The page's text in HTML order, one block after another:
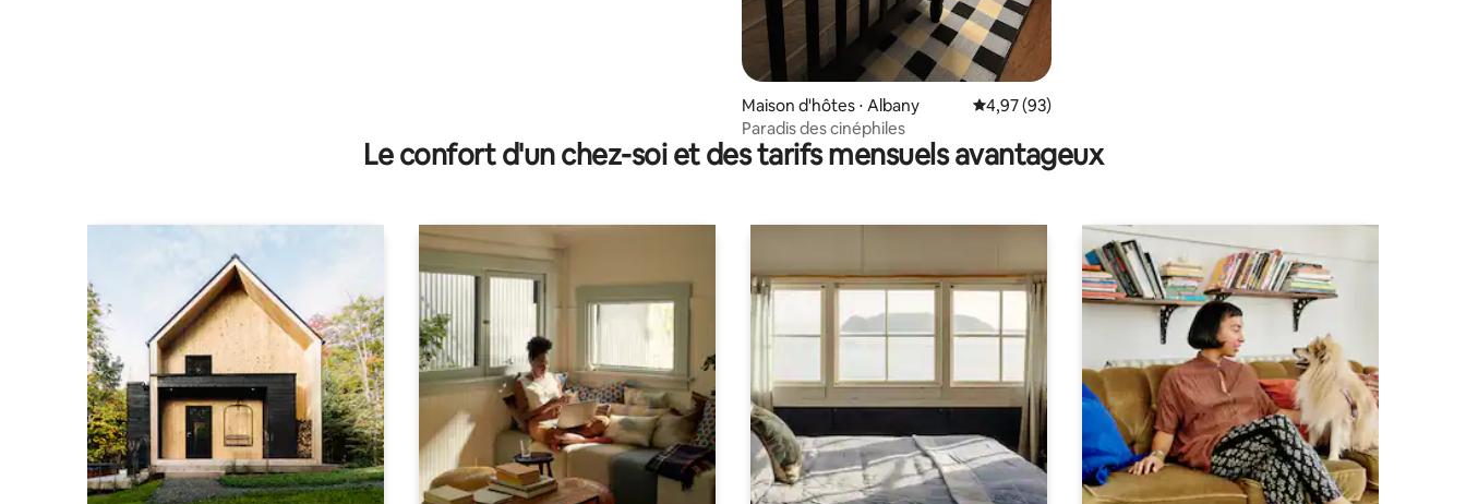
Maison d'hôtes ⋅ Albany Évaluation moyenne sur la base de 93 commentaires : 4,97 sur 5
4,97 (93)
Paradis des cinéphiles
Le confort d'un chez-soi et des tarifs mensuels avantageux